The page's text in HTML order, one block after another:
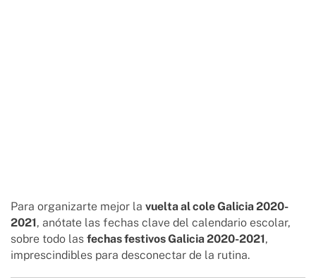
Para organizarte mejor la vuelta al cole Galicia 2020-
2021, anótate las fechas clave del calendario escolar,
sobre todo las fechas festivos Galicia 2020-2021,
imprescindibles para desconectar de la rutina.